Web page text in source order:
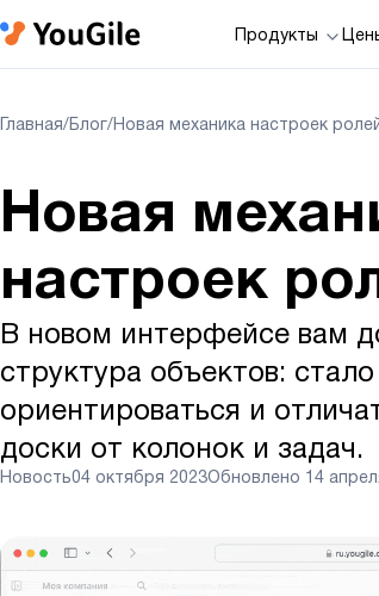
Продукты
Главная/ Блог/ Новая механика настроек
Новая
настроек
В новом интерфейсе вам
структура объектов:
ориентироваться и
доски от колонок и задач.
Новость04 октября 2023Обновлено 14